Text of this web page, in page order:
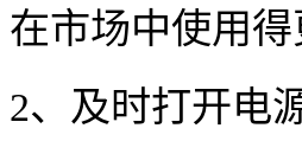
在市场中使用得
2、及时打开电